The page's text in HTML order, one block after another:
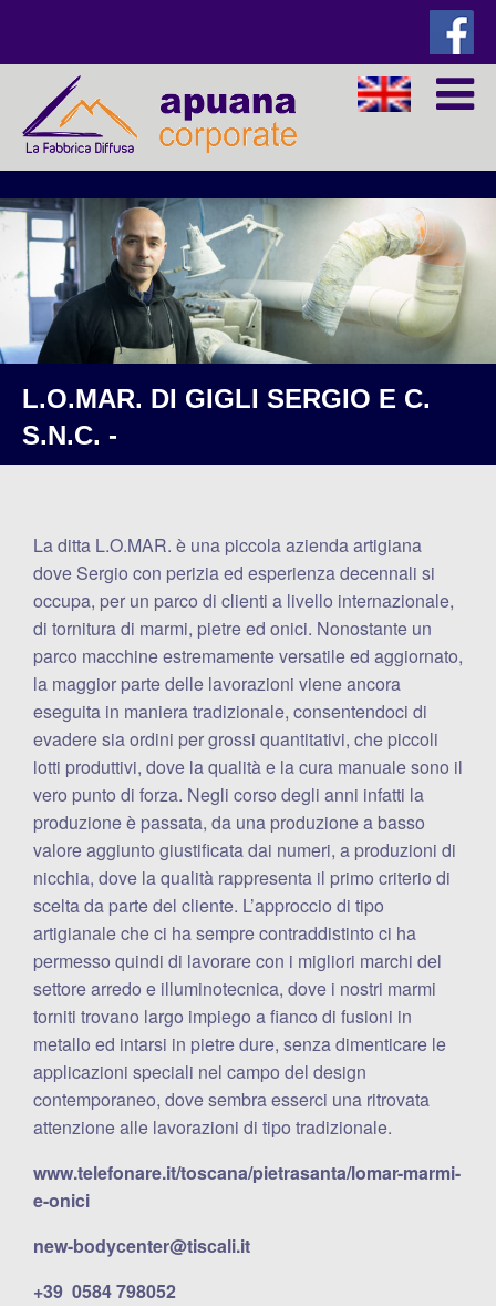
L.O.MAR. DI GIGLI SERGIO E C.
S.N.C. -
La ditta L.O.MAR. è una piccola azienda artigiana
dove Sergio con perizia ed esperienza decennali si
occupa, per un parco di clienti a livello internazionale,
di tornitura di marmi, pietre ed onici. Nonostante un
parco macchine estremamente versatile ed aggiornato,
la maggior parte delle lavorazioni viene ancora
eseguita in maniera tradizionale, consentendoci di
evadere sia ordini per grossi quantitativi, che piccoli
lotti produttivi, dove la qualità e la cura manuale sono il
vero punto di forza. Negli corso degli anni infatti la
produzione è passata, da una produzione a basso
valore aggiunto giustificata dai numeri, a produzioni di
nicchia, dove la qualità rappresenta il primo criterio di
scelta da parte del cliente. L’approccio di tipo
artigianale che ci ha sempre contraddistinto ci ha
permesso quindi di lavorare con i migliori marchi del
settore arredo e illuminotecnica, dove i nostri marmi
torniti trovano largo impiego a fianco di fusioni in
metallo ed intarsi in pietre dure, senza dimenticare le
applicazioni speciali nel campo del design
contemporaneo, dove sembra esserci una ritrovata
attenzione alle lavorazioni di tipo tradizionale.
www.telefonare.it/toscana/pietrasanta/lomar-marmi-
e-onici
new-bodycenter@tiscali.it
+39 0584 798052